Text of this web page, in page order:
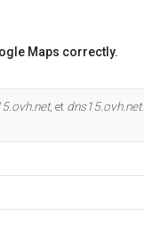
Maps correctly.
, et dns15.ovh.net.